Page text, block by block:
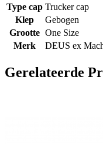
Type cap Trucker cap
Klep
Gebogen
Grootte One Size
Merk
DEUS ex
Gerelateerde